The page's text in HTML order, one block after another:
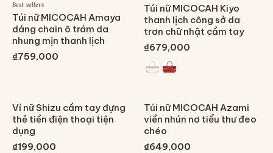
Best sellers
Túi nữ MICOCAH Amaya
dáng chain ô trám da
nhung mịn thanh lịch
₫759,000
Túi nữ MICOCAH Kiyo
thanh lịch công sở da
trơn chữ nhật cầm tay
₫679,000
Ví nữ Shizu cầm tay đựng
thẻ tiền điện thoại tiện
dụng
₫199,000
Túi nữ MICOCAH Azami
viền nhún nơ tiểu thư đeo
chéo
₫649,000